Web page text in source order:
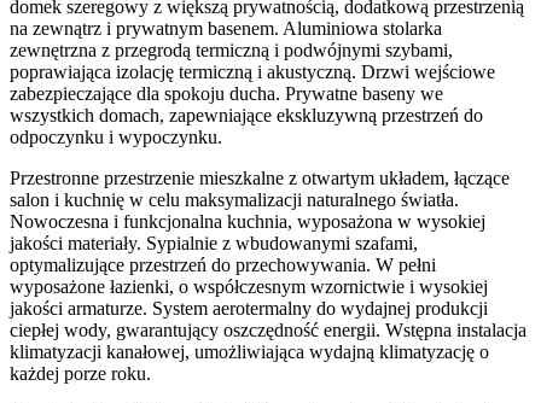
domek szeregowy z większą prywatnością, dodatkową przestrzenią
na zewnątrz i prywatnym basenem. Aluminiowa stolarka
zewnętrzna z przegrodą termiczną i podwójnymi szybami,
poprawiająca izolację termiczną i akustyczną. Drzwi wejściowe
zabezpieczające dla spokoju ducha. Prywatne baseny we
wszystkich domach, zapewniające ekskluzywną przestrzeń do
odpoczynku i wypoczynku.
Przestronne przestrzenie mieszkalne z otwartym układem, łączące
salon i kuchnię w celu maksymalizacji naturalnego światła.
Nowoczesna i funkcjonalna kuchnia, wyposażona w wysokiej
jakości materiały. Sypialnie z wbudowanymi szafami,
optymalizujące przestrzeń do przechowywania. W pełni
wyposażone łazienki, o współczesnym wzornictwie i wysokiej
jakości armaturze. System aerotermalny do wydajnej produkcji
ciepłej wody, gwarantujący oszczędność energii. Wstępna instalacja
klimatyzacji kanałowej, umożliwiająca wydajną klimatyzację o
każdej porze roku.